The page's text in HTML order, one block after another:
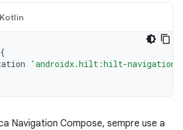
Kotlin
{
'androidx.hilt:hilt-navigation-
Navigation Compose, sempre use a